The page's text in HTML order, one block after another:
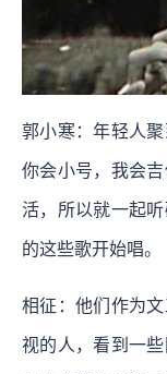
郭小寒：年轻人
你会小号，我会
活，所以就一起
的这些歌开始唱。
相征：他们作为
视的人，看到一